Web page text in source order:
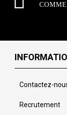
Contactez-
Recrutement